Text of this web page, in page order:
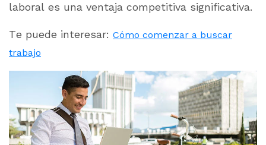
laboral es una ventaja competitiva significativa.
Te puede interesar: Cómo comenzar a buscar
trabajo